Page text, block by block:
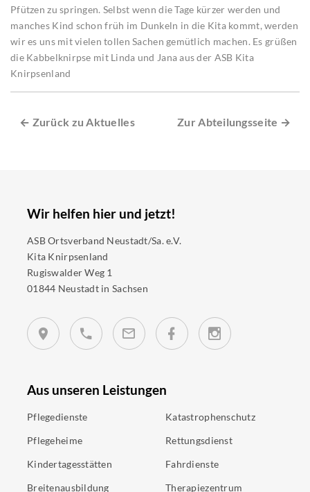
Pfützen zu springen. Selbst wenn die Tage kürzer werden und
manches Kind schon früh im Dunkeln in die Kita kommt, werden
wir es uns mit vielen tollen Sachen gemütlich machen. Es grüßen
die Kabbelknirpse mit Linda und Jana aus der ASB Kita
Knirpsenland
← Zurück zu Aktuelles Zur Abteilungsseite →
Wir helfen hier und jetzt!
ASB Ortsverband Neustadt/Sa. e.V.
Kita Knirpsenland
Rugiswalder Weg 1
01844 Neustadt in Sachsen
Aus unseren Leistungen
Pflegedienste
Pflegeheime
Kindertagesstätten
Breitenausbildung
Katastrophenschutz
Rettungsdienst
Fahrdienste
Therapiezentrum